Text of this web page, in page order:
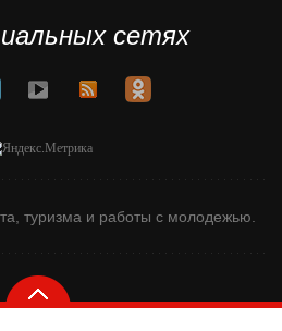
сетях
туризма и работы с молодежью.